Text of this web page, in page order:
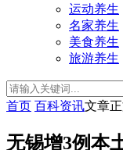
运动养生
名家养生
美食养生
旅游养生
首页 百科资讯文章
无锡增3例本